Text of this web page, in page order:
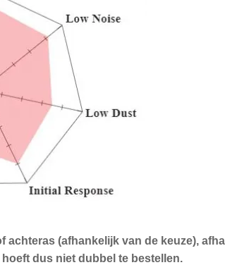
achteras (afhankelijk van de keuze),
dus niet dubbel te bestellen.